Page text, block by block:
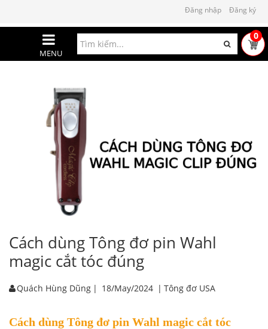
Đăng nhập Đăng ký
MENU
0
Cách dùng Tông đơ pin Wahl
magic cắt tóc đúng
Quách Hùng Dũng | 18/May/2024 | Tông đơ USA
Cách dùng Tông đơ pin Wahl magic cắt tóc